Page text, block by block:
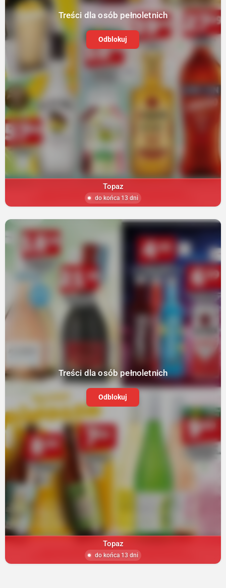
Treści dla osób pełnoletnich
Odblokuj
Topaz
do końca 13 dni
Treści dla osób pełnoletnich
Odblokuj
Topaz
do końca 13 dni